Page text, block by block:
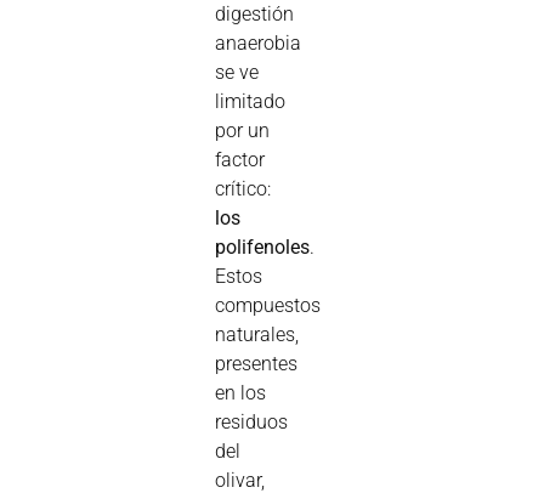
digestión
anaerobia
se ve
limitado
por un
factor
crítico:
los
polifenoles.
Estos
compuestos
naturales,
presentes
en los
residuos
del
olivar,